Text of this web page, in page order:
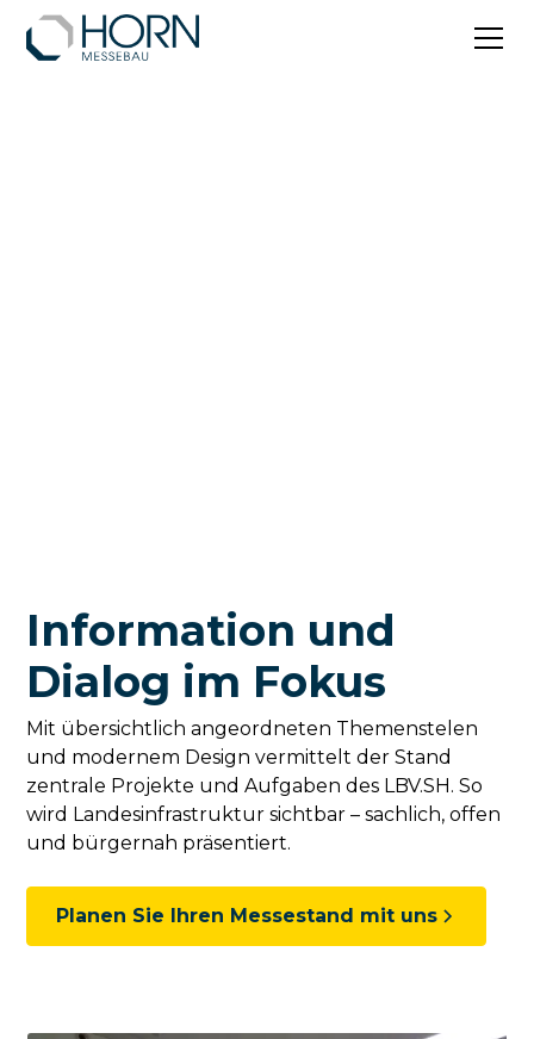
Information und
Dialog im Fokus
Mit übersichtlich angeordneten Themenstelen
und modernem Design vermittelt der Stand
zentrale Projekte und Aufgaben des LBV.SH. So
wird Landesinfrastruktur sichtbar – sachlich, offen
und bürgernah präsentiert.
Planen Sie Ihren Messestand mit uns